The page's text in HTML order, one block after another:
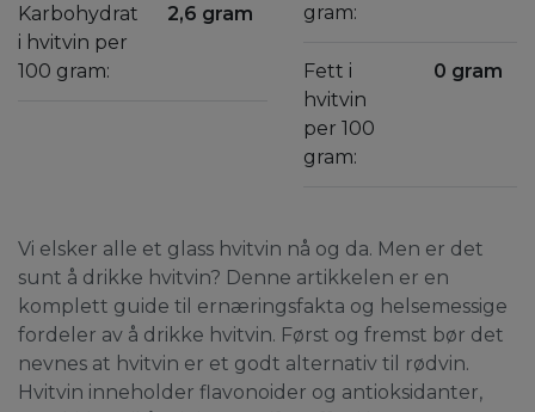
Karbohydrat
i hvitvin per
100 gram:
2,6 gram
gram:
Fett i
hvitvin
per 100
gram:
0 gram
Vi elsker alle et glass hvitvin nå og da. Men er det
sunt å drikke hvitvin? Denne artikkelen er en
komplett guide til ernæringsfakta og helsemessige
fordeler av å drikke hvitvin. Først og fremst bør det
nevnes at hvitvin er et godt alternativ til rødvin.
Hvitvin inneholder flavonoider og antioksidanter,